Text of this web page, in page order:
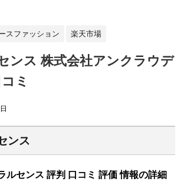
スファッション 楽天市場
ンス 株式会社アンクラウデ
ミ
ンス
ルセンス 評判 口コミ 評価 情報の詳細